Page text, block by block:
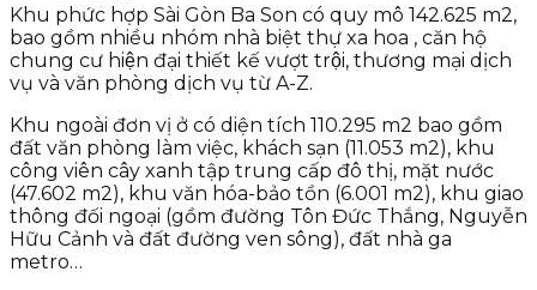
Khu phức hợp Sài Gòn Ba Son có quy mô 142.625 m2,
bao gồm nhiều nhóm nhà biệt thự xa hoa , căn hộ
chung cư hiện đại thiết kế vượt trội, thương mại dịch
vụ và văn phòng dịch vụ từ A-Z.
Khu ngoài đơn vị ở có diện tích 110.295 m2 bao gồm
đất văn phòng làm việc, khách sạn (11.053 m2), khu
công viên cây xanh tập trung cấp đô thị, mặt nước
(47.602 m2), khu văn hóa-bảo tồn (6.001 m2), khu giao
thông đối ngoại (gồm đường Tôn Đức Thắng, Nguyễn
Hữu Cảnh và đất đường ven sông), đất nhà ga
metro…